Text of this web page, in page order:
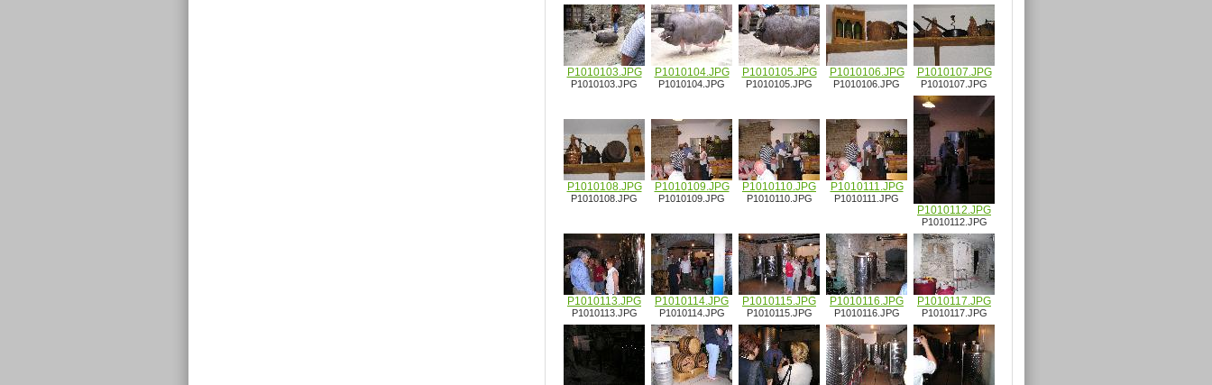
P1010103.JPG
P1010103.JPG
P1010104.JPG
P1010104.JPG
P1010105.JPG
P1010105.JPG
P1010106.JPG
P1010106.JPG
P1010107.JPG
P1010107.JPG
P1010108.JPG
P1010108.JPG
P1010109.JPG
P1010109.JPG
P1010110.JPG
P1010110.JPG
P1010111.JPG
P1010111.JPG
P1010112.JPG
P1010112.JPG
P1010113.JPG
P1010113.JPG
P1010114.JPG
P1010114.JPG
P1010115.JPG
P1010115.JPG
P1010116.JPG
P1010116.JPG
P1010117.JPG
P1010117.JPG